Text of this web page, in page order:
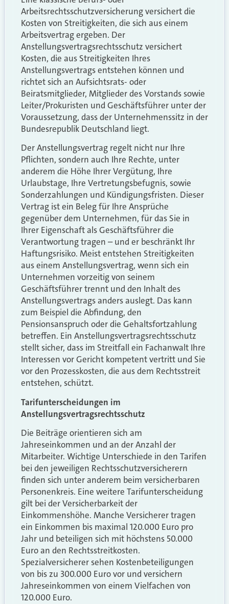
Arbeitsrechtsschutzversicherung versichert die
Kosten von Streitigkeiten, die sich aus einem
Arbeitsvertrag ergeben. Der
Anstellungsvertragsrechtsschutz versichert
Kosten, die aus Streitigkeiten Ihres
Anstellungsvertrags entstehen können und
richtet sich an Aufsichtsrats- oder
Beiratsmitglieder, Mitglieder des Vorstands sowie
Leiter/Prokuristen und Geschäftsführer unter der
Voraussetzung, dass der Unternehmenssitz in der
Bundesrepublik Deutschland liegt.
Der Anstellungsvertrag regelt nicht nur Ihre
Pflichten, sondern auch Ihre Rechte, unter
anderem die Höhe Ihrer Vergütung, Ihre
Urlaubstage, Ihre Vertretungsbefugnis, sowie
Sonderzahlungen und Kündigungsfristen. Dieser
Vertrag ist ein Beleg für Ihre Ansprüche
gegenüber dem Unternehmen, für das Sie in
Ihrer Eigenschaft als Geschäftsführer die
Verantwortung tragen – und er beschränkt Ihr
Haftungsrisiko. Meist entstehen Streitigkeiten
aus einem Anstellungsvertrag, wenn sich ein
Unternehmen vorzeitig von seinem
Geschäftsführer trennt und den Inhalt des
Anstellungsvertrags anders auslegt. Das kann
zum Beispiel die Abfindung, den
Pensionsanspruch oder die Gehaltsfortzahlung
betreffen. Ein Anstellungsvertragsrechtsschutz
stellt sicher, dass im Streitfall ein Fachanwalt Ihre
Interessen vor Gericht kompetent vertritt und Sie
vor den Prozesskosten, die aus dem Rechtsstreit
entstehen, schützt.
Tarifunterscheidungen im
Anstellungsvertragsrechtsschutz
Die Beiträge orientieren sich am
Jahreseinkommen und an der Anzahl der
Mitarbeiter. Wichtige Unterschiede in den Tarifen
bei den jeweiligen Rechtsschutzversicherern
finden sich unter anderem beim versicherbaren
Personenkreis. Eine weitere Tarifunterscheidung
gilt bei der Versicherbarkeit der
Einkommenshöhe. Manche Versicherer tragen
ein Einkommen bis maximal 120.000 Euro pro
Jahr und beteiligen sich mit höchstens 50.000
Euro an den Rechtsstreitkosten.
Spezialversicherer sehen Kostenbeteiligungen
von bis zu 300.000 Euro vor und versichern
Jahreseinkommen von einem Vielfachen von
120.000 Euro.